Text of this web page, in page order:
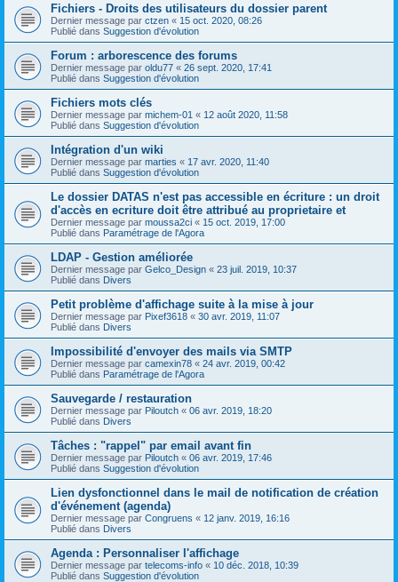
Fichiers - Droits des utilisateurs du dossier parent
Dernier message par ctzen « 15 oct. 2020, 08:26
Publié dans Suggestion d'évolution
Forum : arborescence des forums
Dernier message par oldu77 « 26 sept. 2020, 17:41
Publié dans Suggestion d'évolution
Fichiers mots clés
Dernier message par michem-01 « 12 août 2020, 11:58
Publié dans Suggestion d'évolution
Intégration d'un wiki
Dernier message par marties « 17 avr. 2020, 11:40
Publié dans Suggestion d'évolution
Le dossier DATAS n'est pas accessible en écriture : un droit
d'accès en ecriture doit être attribué au proprietaire et
Dernier message par moussa2ci « 15 oct. 2019, 17:00
Publié dans Paramétrage de l'Agora
LDAP - Gestion améliorée
Dernier message par Gelco_Design « 23 juil. 2019, 10:37
Publié dans Divers
Petit problème d'affichage suite à la mise à jour
Dernier message par Pixef3618 « 30 avr. 2019, 11:07
Publié dans Divers
Impossibilité d'envoyer des mails via SMTP
Dernier message par camexin78 « 24 avr. 2019, 00:42
Publié dans Paramétrage de l'Agora
Sauvegarde / restauration
Dernier message par Piloutch « 06 avr. 2019, 18:20
Publié dans Divers
Tâches : "rappel" par email avant fin
Dernier message par Piloutch « 06 avr. 2019, 17:46
Publié dans Suggestion d'évolution
Lien dysfonctionnel dans le mail de notification de création
d'événement (agenda)
Dernier message par Congruens « 12 janv. 2019, 16:16
Publié dans Divers
Agenda : Personnaliser l'affichage
Dernier message par telecoms-info « 10 déc. 2018, 10:39
Publié dans Suggestion d'évolution